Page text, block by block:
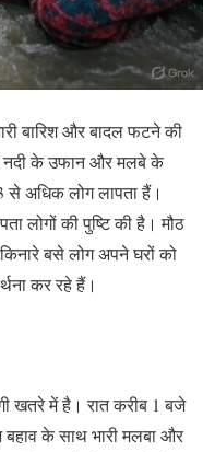
बारिश और बादल फटने की
नदी के उफान और मलबे के
से अधिक लोग लापता हैं।
लोगों की पुष्टि की है। मौठ
बसे लोग अपने घरों को
कर रहे हैं।
खतरे में है। रात करीब 1 बजे
के साथ भारी मलबा और